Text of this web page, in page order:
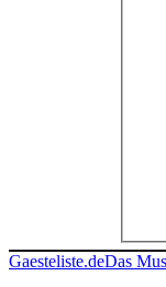
Gaesteliste.deDas